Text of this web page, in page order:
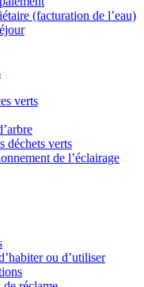
(facturation de l’eau)
verts
déchets verts
de l’éclairage
ou d’utiliser